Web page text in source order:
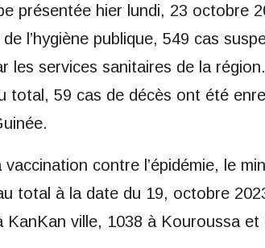
présentée hier lundi, 23 octobre
l’hygiène publique, 549 cas
les services sanitaires de la
total, 59 cas de décès ont été
vaccination contre l’épidémie, le
total à la date du 19, octobre
KanKan ville, 1038 à Kouroussa et